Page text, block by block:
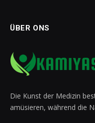
ÜBER ONS
Die Kunst der Medizin
amüsieren, während die